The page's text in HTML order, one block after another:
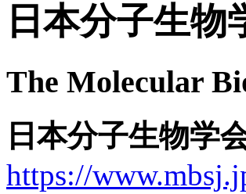
日本分子生物
The Molecular
日本分子生物学
https://